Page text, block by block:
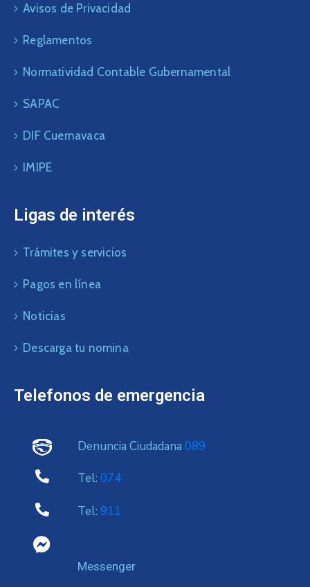
Avisos de Privacidad
Reglamentos
Normatividad Contable Gubernamental
SAPAC
DIF Cuernavaca
IMIPE
Ligas de interés
Trámites y servicios
Pagos en línea
Noticias
Descarga tu nomina
Telefonos de emergencia
Denuncia Ciudadana 089
Tel: 074
Tel: 911
Messenger